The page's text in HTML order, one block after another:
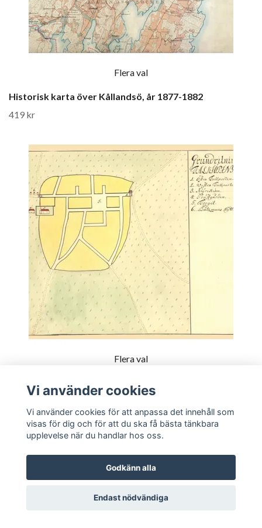
Flera val
Historisk karta över Kållandsö, år 1877-1882
419 kr
Flera val
Historisk karta över Falköping, år 1738-1760
Vi använder cookies
Vi använder cookies för att anpassa det innehåll som
visas för dig och för att du ska få bästa tänkbara
upplevelse när du handlar hos oss.
Godkänn alla
Endast nödvändiga